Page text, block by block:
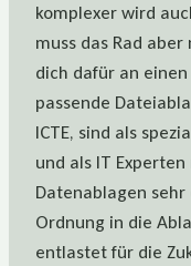
komplexer wird
muss das Rad
dich dafür an
passende
ICTE, sind als
und als IT
Datenablagen
Ordnung in die
entlastet für die